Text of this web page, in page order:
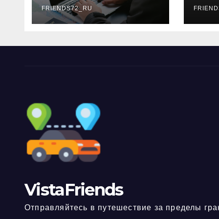
FRIENDS72_RU
VistaFriends
Отправляйтесь в путешествие за пределы